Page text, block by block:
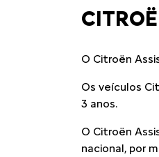
O Citroën
Os veículos
3 anos.
O Citroën
nacional, por